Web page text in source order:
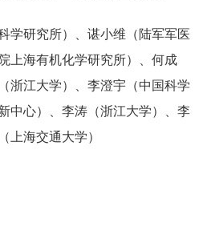
学研究所）、谌小维（陆军军医
上海有机化学研究所）、何成
浙江大学）、李澄宇（中国科学
中心）、李涛（浙江大学）、李
上海交通大学）